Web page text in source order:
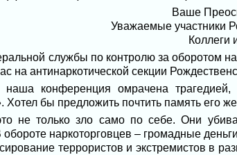
Ваше
Уважаемые участники
Коллеги
службы по контролю за оборотом
на антинаркотической секции
конференция омрачена
бы предложить почтить память его
не только зло само по себе. Они
наркоторговцев – громадные
террористов и экстремистов в